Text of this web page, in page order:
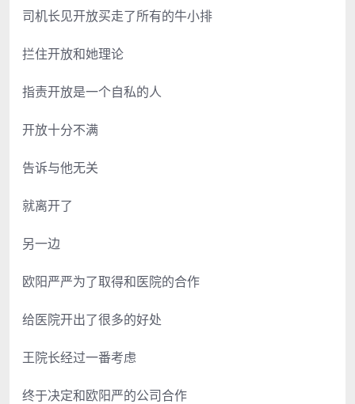
司机长见开放买走了所有的牛小排
拦住开放和她理论
指责开放是一个自私的人
开放十分不满
告诉与他无关
就离开了
另一边
欧阳严严为了取得和医院的合作
给医院开出了很多的好处
王院长经过一番考虑
终于决定和欧阳严的公司合作